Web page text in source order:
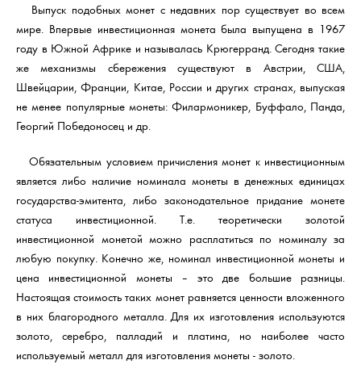
Выпуск подобных монет с недавних пор существует во всем
мире. Впервые инвестиционная монета была выпущена в 1967
году в Южной Африке и называлась Крюгерранд. Сегодня такие
же механизмы сбережения существуют в Австрии, США,
Швейцарии, Франции, Китае, России и других странах, выпуская
не менее популярные монеты: Филармоникер, Буффало, Панда,
Георгий Победоносец и др.
Обязательным условием причисления монет к инвестиционным
является либо наличие номинала монеты в денежных единицах
государства-эмитента, либо законодательное придание монете
статуса инвестиционной. Т.е. теоретически золотой
инвестиционной монетой можно расплатиться по номиналу за
любую покупку. Конечно же, номинал инвестиционной монеты и
цена инвестиционной монеты – это две большие разницы.
Настоящая стоимость таких монет равняется ценности вложенного
в них благородного металла. Для их изготовления используются
золото, серебро, палладий и платина, но наиболее часто
используемый металл для изготовления монеты - золото.